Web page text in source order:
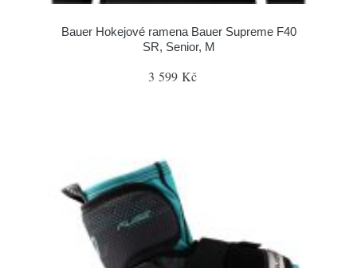
Bauer Hokejové ramena Bauer Supreme F40
SR, Senior, M
3 599 Kč